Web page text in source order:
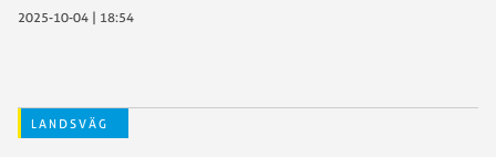
2025-10-04 | 18:54
LANDSVÄG